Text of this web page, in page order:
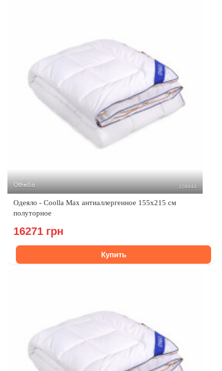
Othello 108444
Одеяло - Coolla Max антиаллергенное 155х215 см
полуторное
16271 грн
Купить